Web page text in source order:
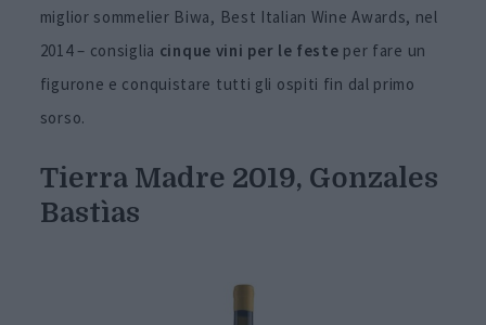
miglior sommelier Biwa, Best Italian Wine Awards, nel
2014 – consiglia cinque vini per le feste per fare un
figurone e conquistare tutti gli ospiti fin dal primo
sorso.
Tierra Madre 2019, Gonzales
Bastìas